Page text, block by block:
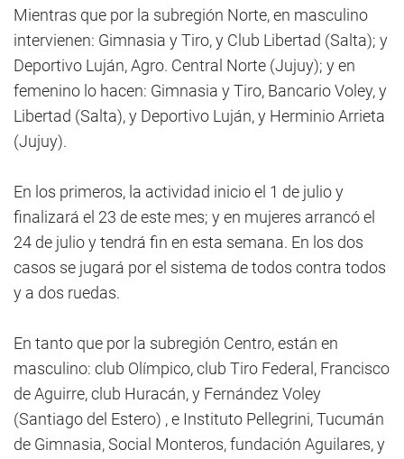
Mientras que por la subregión Norte, en masculino
intervienen: Gimnasia y Tiro, y Club Libertad (Salta); y
Deportivo Luján, Agro. Central Norte (Jujuy); y en
femenino lo hacen: Gimnasia y Tiro, Bancario Voley, y
Libertad (Salta), y Deportivo Luján, y Herminio Arrieta
(Jujuy).
En los primeros, la actividad inicio el 1 de julio y
finalizará el 23 de este mes; y en mujeres arrancó el
24 de julio y tendrá fin en esta semana. En los dos
casos se jugará por el sistema de todos contra todos
y a dos ruedas.
En tanto que por la subregión Centro, están en
masculino: club Olímpico, club Tiro Federal, Francisco
de Aguirre, club Huracán, y Fernández Voley
(Santiago del Estero) , e Instituto Pellegrini, Tucumán
de Gimnasia, Social Monteros, fundación Aguilares, y